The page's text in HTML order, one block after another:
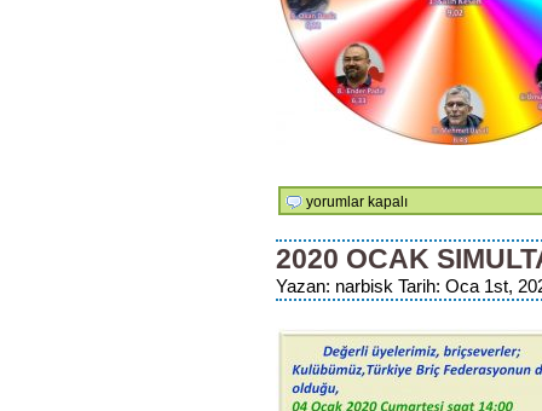
Aralık
Masterpoint
Şampiyonları
için
yorumlar kapalı
2020 OCAK
Yazan: narbisk Tarih: Oca 1st,